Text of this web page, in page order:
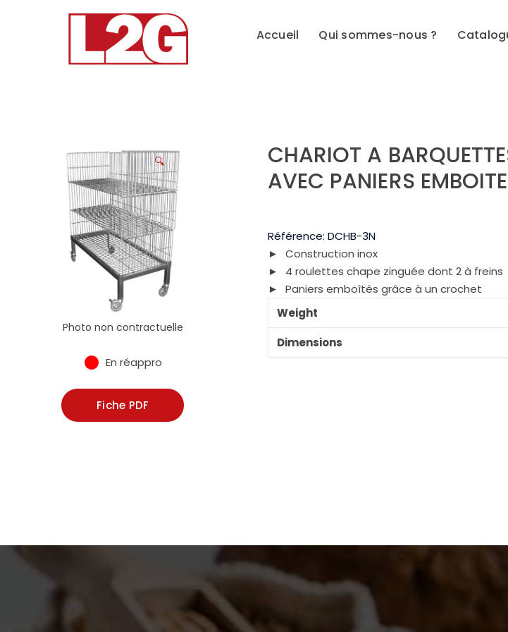
Accueil Qui sommes-nous ?
🔍
Photo non contractuelle
En réappro
Fiche PDF
CHARIOT A
AVEC PANIERS
Référence: DCHB-3N
Construction inox
4 roulettes chape zinguée dont 2 à freins
Paniers emboîtés grâce à un crochet
Weight
Dimensions